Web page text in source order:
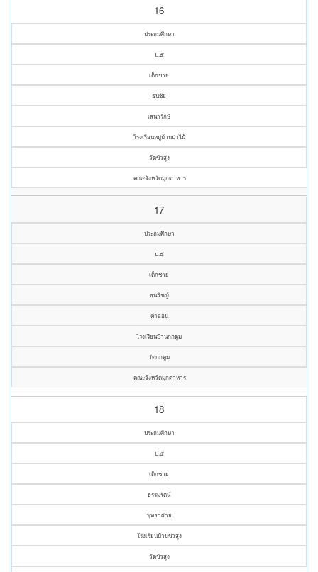
16
ประถมศึกษา
ป.๕
เด็กชาย
ธนชัย
เสนารักษ์
โรงเรียนหมู่บ้านป่าไม้
วัดขัวสูง
คณะจังหวัดมุกดาหาร
17
ประถมศึกษา
ป.๕
เด็กชาย
ธนวิชญ์
คำอ่อน
โรงเรียนบ้านกกตูม
วัดกกตูม
คณะจังหวัดมุกดาหาร
18
ประถมศึกษา
ป.๕
เด็กชาย
ธรรมรัตน์
พุทธาผ่าย
โรงเรียนบ้านขัวสูง
วัดขัวสูง